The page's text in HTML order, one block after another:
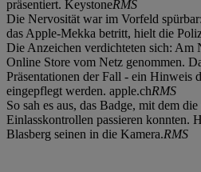
präsentiert. KeystoneRMS
Die Nervosität war im Vorfeld
das Apple-Mekka betritt, hielt die
Die Anzeichen verdichteten sich: Am
Online Store vom Netz genommen.
Präsentationen der Fall - ein Hinweis
eingepflegt werden. apple.chRMS
So sah es aus, das Badge, mit dem
Einlasskontrollen passieren konnten.
Blasberg seinen in die Kamera.RMS